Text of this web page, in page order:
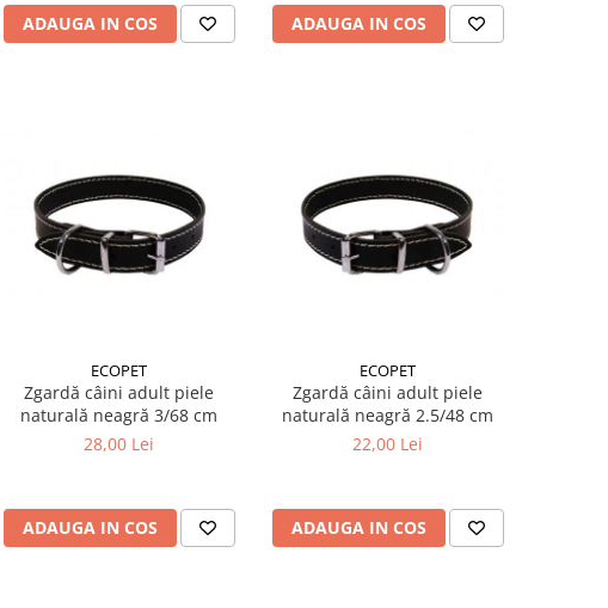
ADAUGA IN COS ADAUGA IN COS
ECOPET
Zgardă câini adult piele
naturală neagră 3/68 cm
28,00 Lei
ADAUGA IN COS
ECOPET
Zgardă câini adult piele
naturală neagră 2.5/48 cm
22,00 Lei
ADAUGA IN COS